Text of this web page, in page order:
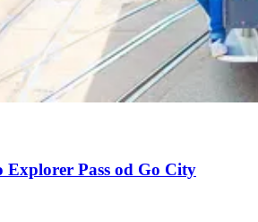
Explorer Pass od Go City